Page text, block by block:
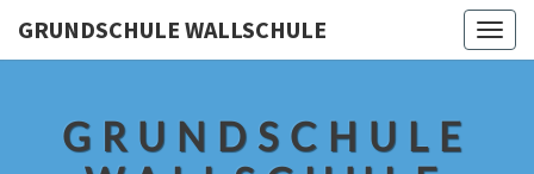
GRUNDSCHULE WALLSCHULE
GRUNDSCHULE